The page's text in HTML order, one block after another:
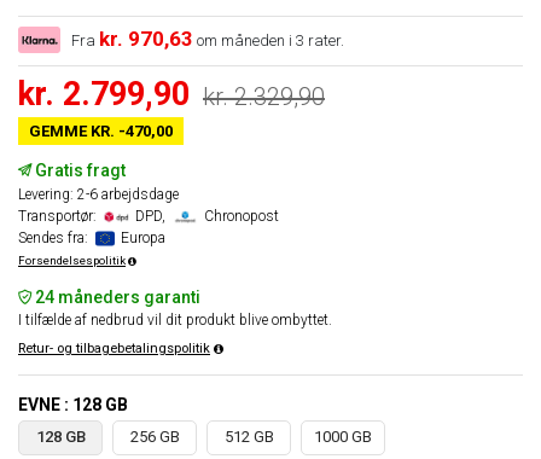
Fra kr. 970,63 om måneden i 3 rater.
kr. 2.799,90 kr. 2.329,90
GEMME KR. -470,00
Gratis fragt
Levering: 2-6 arbejdsdage
Transportør:
DPD,
Chronopost
Sendes fra:
Europa
Forsendelsespolitik
24 måneders garanti
I tilfælde af nedbrud vil dit produkt blive ombyttet.
Retur- og tilbagebetalingspolitik
EVNE : 128 GB
128 GB 256 GB 512 GB 1000 GB